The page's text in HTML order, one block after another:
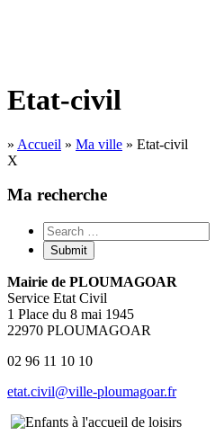
Etat-civil
» Accueil » Ma ville » Etat-civil
X
Ma recherche
Mairie de PLOUMAGOAR
Service Etat Civil
1 Place du 8 mai 1945
22970 PLOUMAGOAR
02 96 11 10 10
etat.civil@ville-ploumagoar.fr